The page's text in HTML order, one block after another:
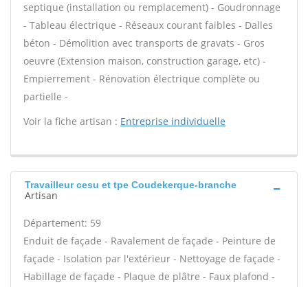
septique (installation ou remplacement) - Goudronnage
- Tableau électrique - Réseaux courant faibles - Dalles
béton - Démolition avec transports de gravats - Gros
oeuvre (Extension maison, construction garage, etc) -
Empierrement - Rénovation électrique complète ou
partielle -
Voir la fiche artisan : Entreprise individuelle
Travailleur cesu et tpe Coudekerque-branche
Artisan
Département: 59
Enduit de façade - Ravalement de façade - Peinture de
façade - Isolation par l'extérieur - Nettoyage de façade -
Habillage de façade - Plaque de plâtre - Faux plafond -